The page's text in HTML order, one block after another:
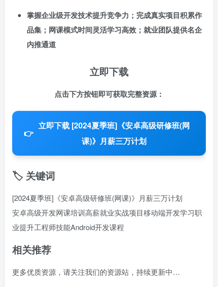
掌握企业级开发技术提升竞争力；完成真实项目积累作
品集；网课模式时间灵活学习高效；就业团队提供名企
内推通道
立即下载
点击下方按钮即可获取完整资源：
👉
立即下载 [2024夏季班]《安卓高级研修班(网
课)》月薪三万计划
🏷️ 关键词
[2024夏季班]《安卓高级研修班(网课)》月薪三万计划
安卓高级开发网课培训高薪就业实战项目移动端开发学习职
业提升工程师技能Android开发课程
相关推荐
更多优质资源，请关注我们的资源站，持续更新中…